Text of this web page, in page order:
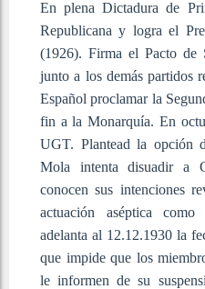
En plena Dictadura de
Republicana y logra el
(1926). Firma el Pacto de
junto a los demás partidos
Español proclamar la
fin a la Monarquía. En
UGT. Plantead la opción
Mola intenta disuadir a
conocen sus intenciones
actuación aséptica
adelanta al 12.12.1930 la
que impide que los
le informen de su